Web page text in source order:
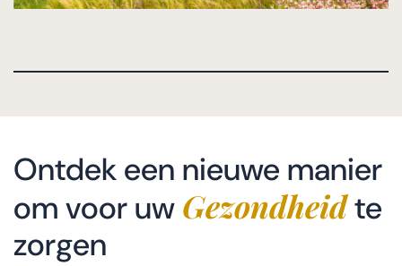
Ontdek een nieuwe manier
om voor uw Gezondheidte
zorgen